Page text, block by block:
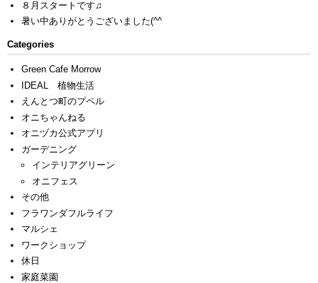
８月スタートです♫
暑い中ありがとうございました(^^ゞ
Categories
Green Cafe Morrow
IDEAL 植物生活
えんとつ町のプペル
オニちゃんねる
オニヅカ公式アプリ
ガーデニング
インテリアグリーン
オニフェス
その他
フラワンダフルライフ
マルシェ
ワークショップ
休日
家庭菜園